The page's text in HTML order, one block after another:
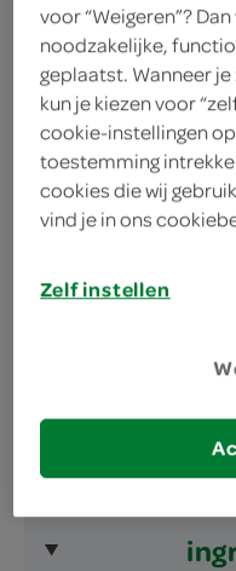
pinda en zaden
Alleen van nature
350 Gram
voor “Weigeren”?
noodzakelijke,
geplaatst. Wanneer
kun je kiezen voor
cookie-instellingen
toestemming
cookies die wij
vind je in ons
Zelf instellen